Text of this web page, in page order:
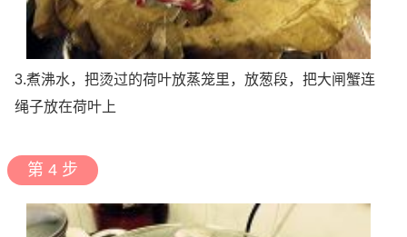
3.煮沸水，把烫过的荷叶放蒸笼里，放葱段，把大闸蟹连
绳子放在荷叶上
第 4 步